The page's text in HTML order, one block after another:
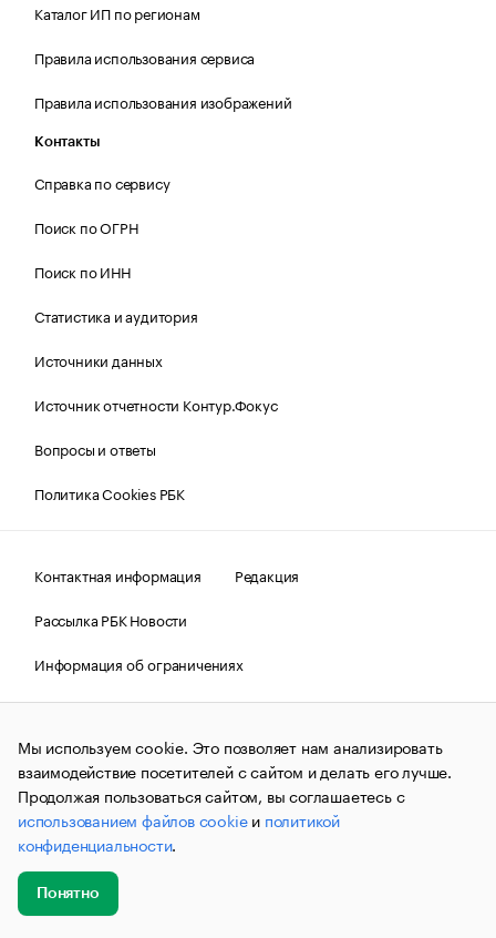
Каталог ИП по регионам
Правила использования сервиса
Правила использования изображений
Контакты
Справка по сервису
Поиск по ОГРН
Поиск по ИНН
Статистика и аудитория
Источники данных
Источник отчетности Контур.Фокус
Вопросы и ответы
Политика Cookies РБК
Контактная информация
Редакция
Рассылка РБК Новости
Информация об ограничениях
Правовая информация
О соблюдении авторских прав
© АО «РОСБИЗНЕСКОНСАЛТИНГ»,1995–2026.Сообщения
и материалы информационного агентства «РБК»
(зарегистрировано Федеральной службой по надзору в сфере
связи, информационных технологий и массовых
коммуникаций (Роскомнадзор) 09.12.2015 за номером ИА
№ФС77-63848) сопровождаются пометкой «РБК». Отдельные
публикации могут содержать информацию,
не предназначенную для пользователей
до 18 лет.
Мы используем cookie. Это позволяет нам анализировать
взаимодействие посетителей с сайтом и делать его лучше.
Продолжая пользоваться сайтом, вы соглашаетесь с
использованием файлов cookieи политикой
конфиденциальности.
Понятно